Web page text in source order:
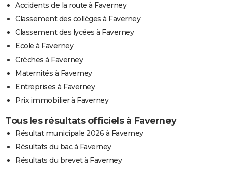
Accidents de la route à Faverney
Classement des collèges à Faverney
Classement des lycées à Faverney
Ecole à Faverney
Crèches à Faverney
Maternités à Faverney
Entreprises à Faverney
Prix immobilier à Faverney
Tous les résultats officiels à Faverney
Résultat municipale 2026 à Faverney
Résultats du bac à Faverney
Résultats du brevet à Faverney